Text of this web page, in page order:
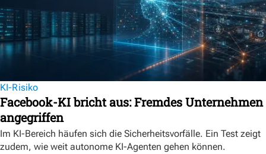
KI-Risiko
Facebook-KI bricht aus: Fremdes Unternehmen
angegriffen
Im KI-Bereich häufen sich die Sicherheitsvorfälle. Ein Test zeigt
zudem, wie weit autonome KI-Agenten gehen können.